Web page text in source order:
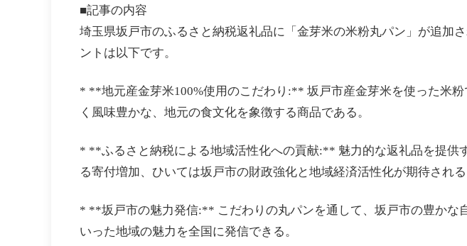
■記事の内容
埼玉県坂戸市のふるさと納税返礼品に「金芽米の米粉丸パン」が追加
ントは以下です。
* **地元産金芽米100%使用のこだわり:** 坂戸市産金芽米を使った米
く風味豊かな、地元の食文化を象徴する商品である。
* **ふるさと納税による地域活性化への貢献:** 魅力的な返礼品を提供
る寄付増加、ひいては坂戸市の財政強化と地域経済活性化が期待される
* **坂戸市の魅力発信:** こだわりの丸パンを通して、坂戸市の豊かな
いった地域の魅力を全国に発信できる。